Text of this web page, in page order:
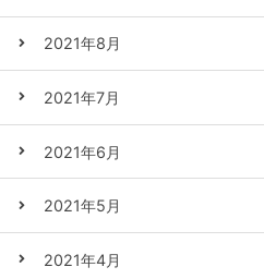
2021年8月
2021年7月
2021年6月
2021年5月
2021年4月